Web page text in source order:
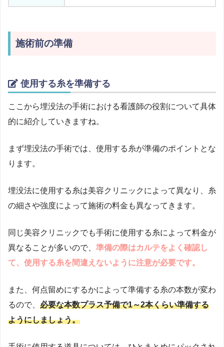
施術前の準備
使用する糸を準備する
ここから埋没法の手術における看護師の役割について具体
的に紹介していきますね。
まず埋没法の手術では、使用する糸が準備のポイントとな
ります。
埋没法に使用する糸は美容クリニックによって異なり、糸
の細さや強度によって施術の料金も異なってきます。
同じ美容クリニックでも手術に使用する糸によって料金が
異なることが多いので、 準備の際はカルテをよく確認し
て、使用する糸を間違えないように注意が必要です。
また、何点留めにするかによって準備する糸の本数が変わ
るので、 必要な本数プラス予備で1～2本くらい準備する
ようにしましょう。